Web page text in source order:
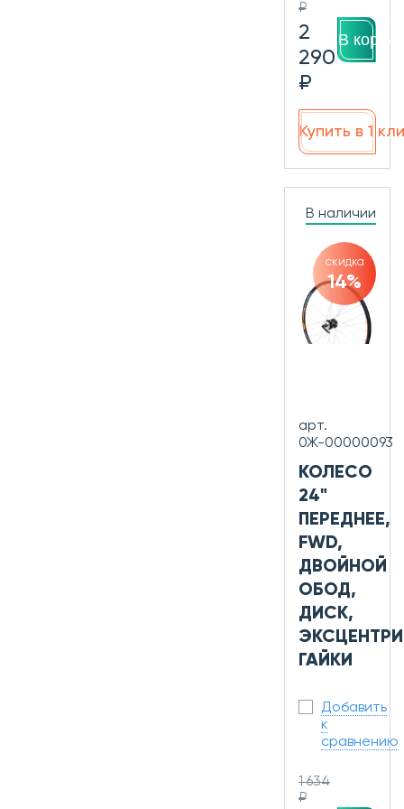
₽
2
290
₽
В
Купить в 1
В наличии
скидка
14%
арт.
0Ж-00000093
КОЛЕСО
24"
ПЕРЕДНЕЕ,
FWD,
ДВОЙНОЙ
ОБОД,
ДИСК,
ГАЙКИ
Добавить
к
сравнению
1 634
₽